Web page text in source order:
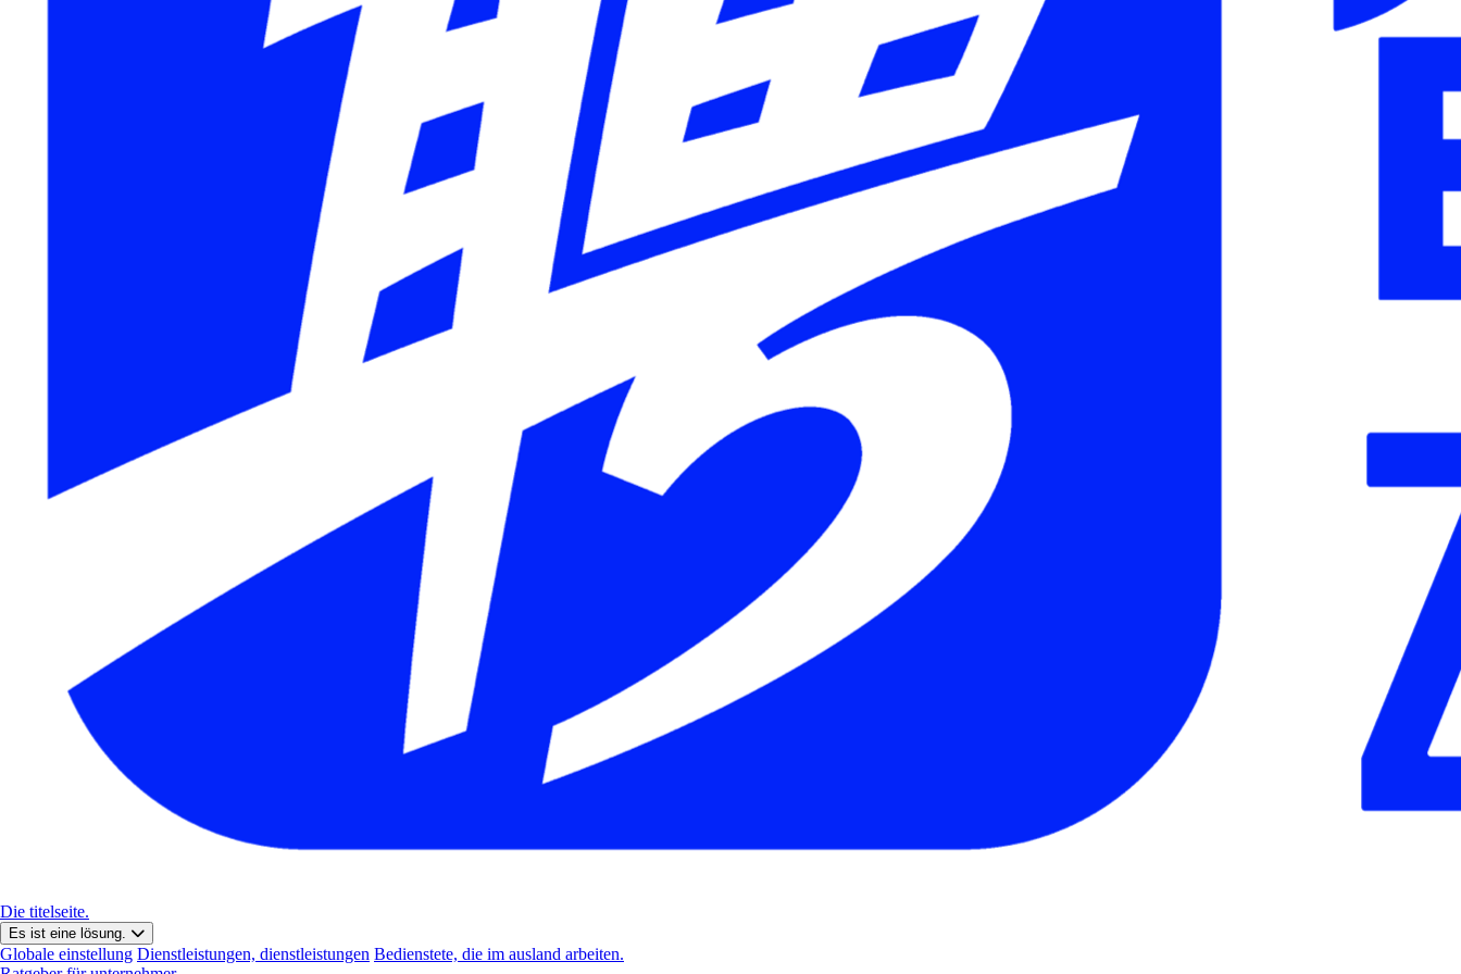
Die titelseite.
Es ist eine lösung.
Globale einstellung Dienstleistungen, dienstleistungen Bedienstete, die im ausland arbeiten.